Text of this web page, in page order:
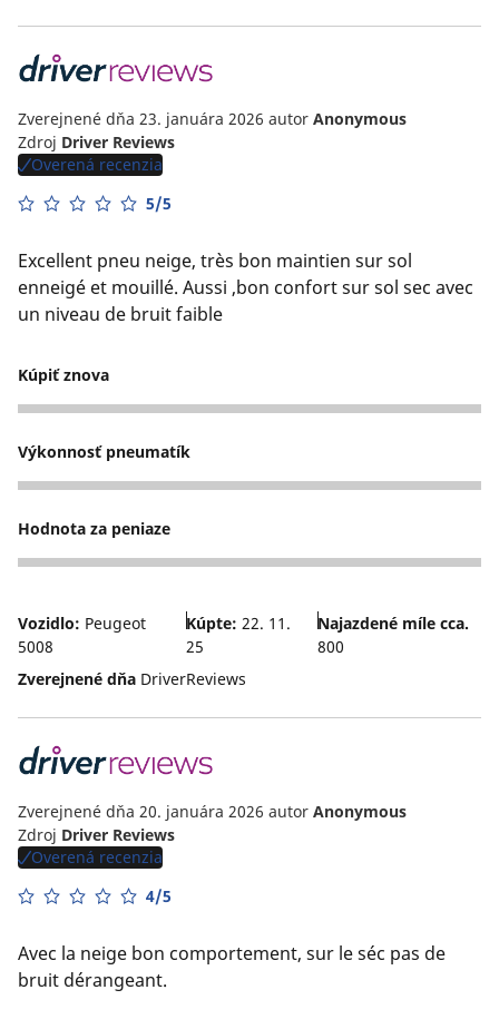
Zverejnené dňa 23. januára 2026 autor Anonymous
Zdroj Driver Reviews
Overená recenzia
5/5
Excellent pneu neige, très bon maintien sur sol
enneigé et mouillé. Aussi ,bon confort sur sol sec avec
un niveau de bruit faible
Kúpiť znova
5
Výkonnosť pneumatík
5
Hodnota za peniaze
5
Vozidlo: Peugeot
5008
Kúpte: 22. 11.
25
Najazdené míle cca.
800
Zverejnené dňa DriverReviews
Zverejnené dňa 20. januára 2026 autor Anonymous
Zdroj Driver Reviews
Overená recenzia
4/5
Avec la neige bon comportement, sur le séc pas de
bruit dérangeant.